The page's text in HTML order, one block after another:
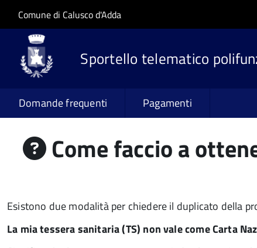
Salta al contenuto principale
Skip to site navigation
Comune di Calusco d'Adda
Sportello telematico
Domande frequenti Pagamenti
Come faccio a
Esistono due modalità per chiedere il duplicato della
La mia tessera sanitaria (TS) non vale come Carta